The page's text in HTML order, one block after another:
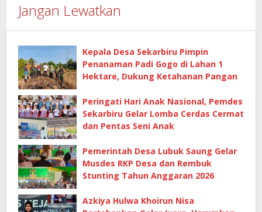
Jangan Lewatkan
Kepala Desa Sekarbiru Pimpin
Penanaman Padi Gogo di Lahan 1
Hektare, Dukung Ketahanan Pangan
Peringati Hari Anak Nasional, Pemdes
Sekarbiru Gelar Lomba Cerdas Cermat
dan Pentas Seni Anak
Pemerintah Desa Lubuk Saung Gelar
Musdes RKP Desa dan Rembuk
Stunting Tahun Anggaran 2026
Azkiya Hulwa Khoirun Nisa